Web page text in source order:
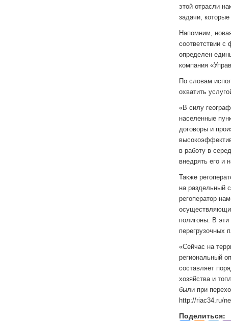
этой отрасли
задачи,
Напомним,
соответствии с
определен
компания
По словам
охватить
«В силу
населенные
договоры и
в работу в
внедрять его и
Также
на раздельный
регоператор
полигоны. В эти
перегрузочных
«Сейчас на
региональный
составляет
хозяйства и
были при
http://riac34.ru/
Поделиться: